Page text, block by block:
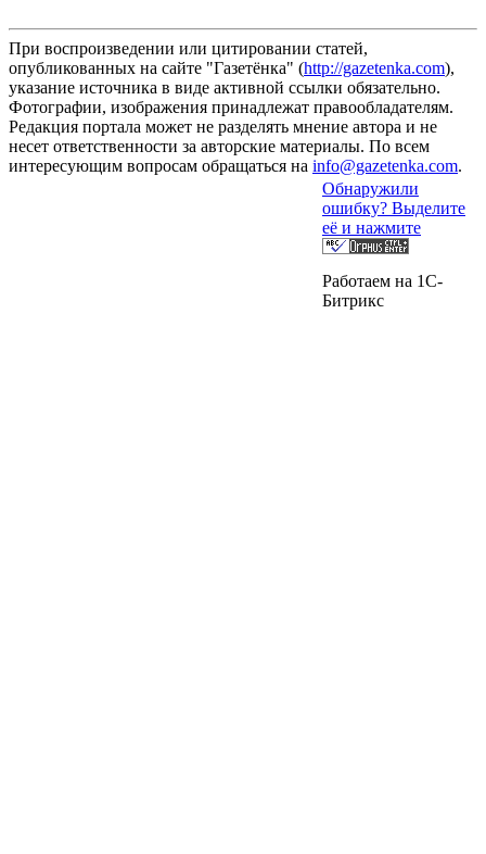
При воспроизведении или цитировании статей,
опубликованных на сайте "Газетёнка" (http://gazetenka.com),
указание источника в виде активной ссылки обязательно.
Фотографии, изображения принадлежат правообладателям.
Редакция портала может не разделять мнение автора и не
несет ответственности за авторские материалы. По всем
интересующим вопросам обращаться на info@gazetenka.com.
Обнаружили
ошибку? Выделите
её и нажмите
Работаем на 1C-
Битрикс